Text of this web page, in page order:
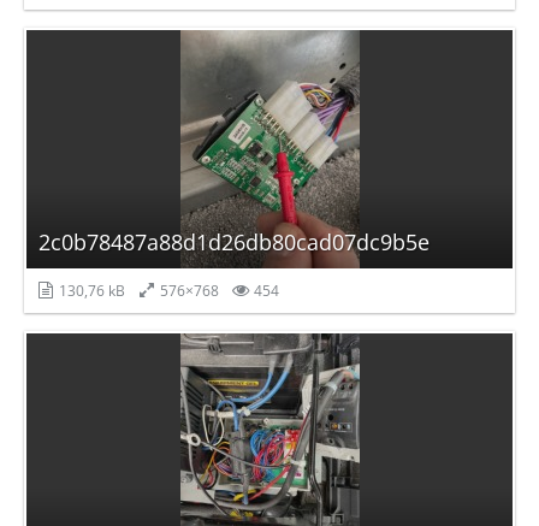
2c0b78487a88d1d26db80cad07dc9b5e
130,76 kB 576×768 454